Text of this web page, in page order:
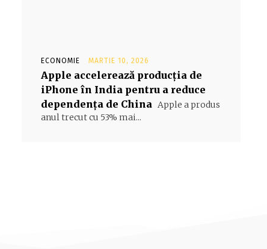
ECONOMIE MARTIE 10, 2026
Apple accelerează producția de
iPhone în India pentru a reduce
dependența de China Apple a produs
anul trecut cu 53% mai...